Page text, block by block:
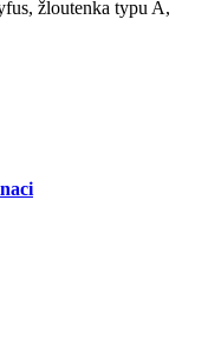
žloutenka typu A,